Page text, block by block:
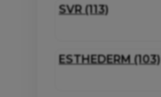
SVR (113)
ESTHEDERM (103)